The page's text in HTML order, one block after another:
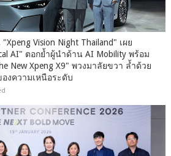
Vision Night Thailand" เผย
AI" ตอกย้ำผู้นำด้าน AI Mobility พร้อม
New Xpeng X9" พวงมาลัยขวา ล้ำด้วย
งความเหนือระดับ